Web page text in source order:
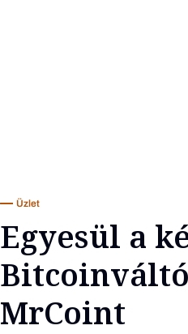
Üzlet
Egyesül a
MrCoint